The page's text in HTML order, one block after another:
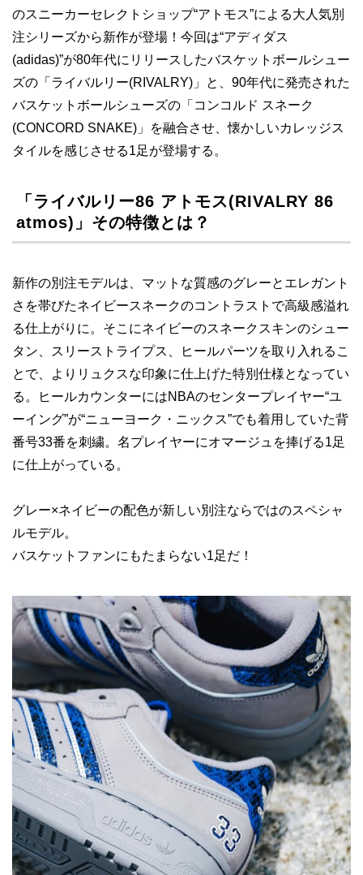
のスニーカーセレクトショップ“アトモス”による大人気別
注シリーズから新作が登場！今回は“アディダス
(adidas)”が80年代にリリースしたバスケットボールシュー
ズの「ライバルリー(RIVALRY)」と、90年代に発売された
バスケットボールシューズの「コンコルド スネーク
(CONCORD SNAKE)」を融合させ、懐かしいカレッジス
タイルを感じさせる1足が登場する。
「ライバルリー86 アトモス(RIVALRY 86
atmos)」その特徴とは？
新作の別注モデルは、マットな質感のグレーとエレガント
さを帯びたネイビースネークのコントラストで高級感溢れ
る仕上がりに。そこにネイビーのスネークスキンのシュー
タン、スリーストライプス、ヒールパーツを取り入れるこ
とで、よりリュクスな印象に仕上げた特別仕様となってい
る。ヒールカウンターにはNBAのセンタープレイヤー“ユ
ーイング”が“ニューヨーク・ニックス”でも着用していた背
番号33番を刺繍。名プレイヤーにオマージュを捧げる1足
に仕上がっている。
グレー×ネイビーの配色が新しい別注ならではのスペシャ
ルモデル。
バスケットファンにもたまらない1足だ！